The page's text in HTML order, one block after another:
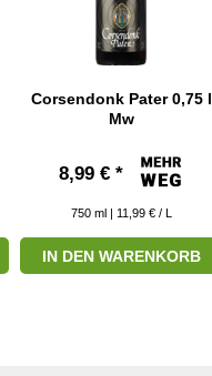
Corsendonk Pater 0,75 l
Mw
8,99 € *
750 ml | 11,99 € / L
IN DEN WARENKORB